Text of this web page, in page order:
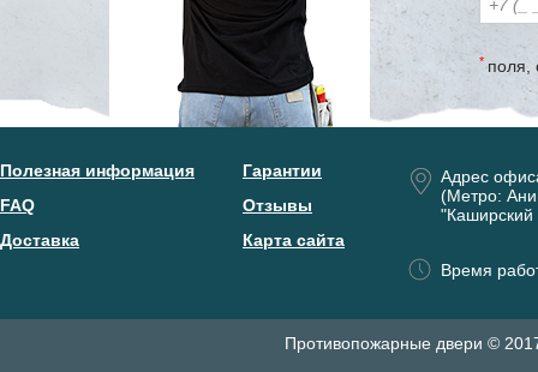
* поля,
Полезная информация
FAQ
Доставка
Гарантии
Отзывы
Карта сайта
Адрес
(Метро:
Время
Противопожарные двери ©